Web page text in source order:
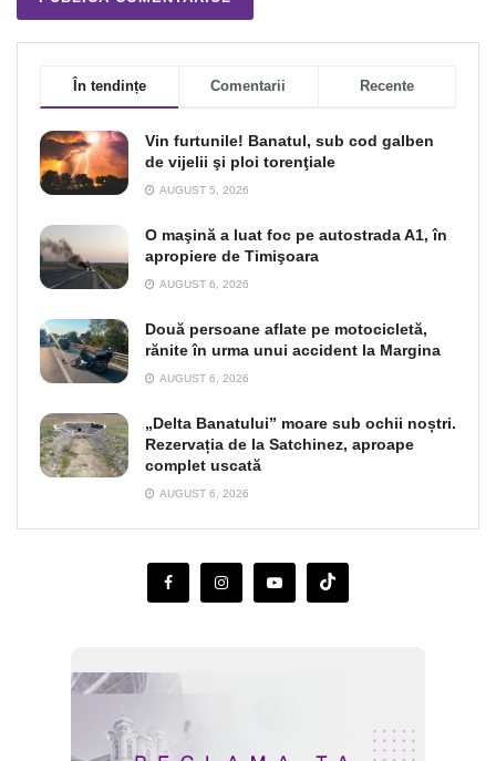
În tendințe Comentarii Recente
Vin furtunile! Banatul, sub cod galben
de vijelii şi ploi torenţiale
AUGUST 5, 2026
O maşină a luat foc pe autostrada A1, în
apropiere de Timişoara
AUGUST 6, 2026
Două persoane aflate pe motocicletă,
rănite în urma unui accident la Margina
AUGUST 6, 2026
„Delta Banatului” moare sub ochii noștri.
Rezervația de la Satchinez, aproape
complet uscată
AUGUST 6, 2026